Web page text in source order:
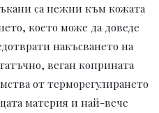
са нежни към кожата
което може да доведе
накъсването на
веган коприната
от терморегулирането
материя и най-вече